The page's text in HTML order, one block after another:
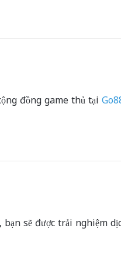
đồng game thủ tại
, bạn sẽ được trải nghiệm